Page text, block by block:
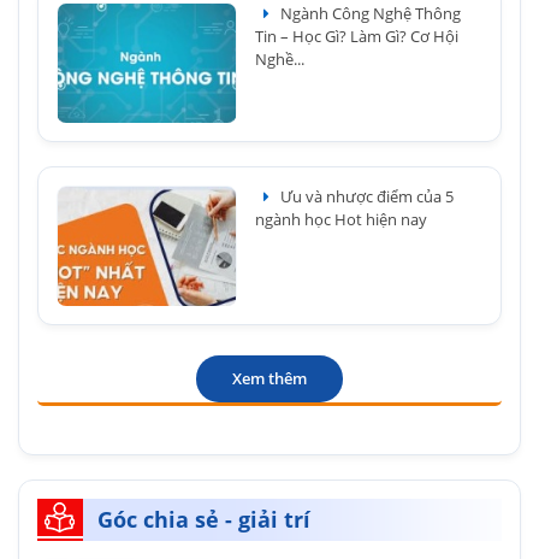
Ngành Công Nghệ Thông
Tin – Học Gì? Làm Gì? Cơ Hội
Nghề...
Ưu và nhược điểm của 5
ngành học Hot hiện nay
Xem thêm
Góc chia sẻ - giải trí